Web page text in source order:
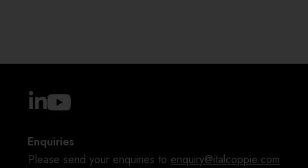
Enquiries
Please send your enquiries to enquiry@italcoppie.com